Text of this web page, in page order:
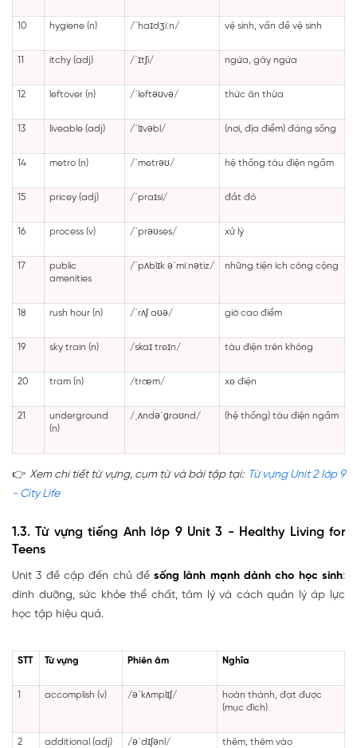
10 hygiene (n) /ˈhaɪdʒiːn/ vệ sinh, vấn đề vệ sinh
11 itchy (adj) /ˈɪtʃi/ ngứa, gây ngứa
12 leftover (n) /ˈleftəʊvə/ thức ăn thừa
13 liveable (adj) /ˈlɪvəbl/ (nơi, địa điểm) đáng sống
14 metro (n) /ˈmetrəʊ/ hệ thống tàu điện ngầm
15 pricey (adj) /ˈpraɪsi/ đắt đỏ
16 process (v) /ˈprəʊses/ xử lý
17
public
amenities
/ˈpʌblɪk əˈmiːnətiz/ những tiện ích công cộng
18 rush hour (n) /ˈrʌʃ aʊə/ giờ cao điểm
19 sky train (n) /skaɪ treɪn/ tàu điện trên không
20 tram (n) /træm/ xe điện
21
underground
(n)
/ˌʌndəˈɡraʊnd/ (hệ thống) tàu điện ngầm
👉 Xem chi tiết từ vựng, cụm từ và bài tập tại: Từ vựng Unit 2 lớp 9
- City Life
1.3. Từ vựng tiếng Anh lớp 9 Unit 3 - Healthy Living for
Teens
Unit 3 đề cập đến chủ đềsống lành mạnh dành cho học sinh:
dinh dưỡng, sức khỏe thể chất, tâm lý và cách quản lý áp lực
học tập hiệu quả.
STT Từ vựng Phiên âm Nghĩa
1 accomplish (v) /əˈkʌmplɪʃ/
hoàn thành, đạt được
(mục đích)
2 additional (adj) /əˈdɪʃənl/ thêm, thêm vào